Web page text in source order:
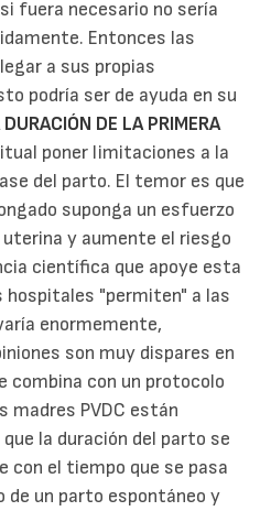
fuera necesario no sería
Entonces las
a sus propias
podría ser de ayuda en su
DE LA PRIMERA
poner limitaciones a la
del parto. El temor es que
suponga un esfuerzo
y aumente el riesgo
científica que apoye esta
hospitales "permiten" a las
enormemente,
son muy dispares en
combina con un protocolo
madres PVDC están
la duración del parto se
con el tiempo que se pasa
de un parto espontáneo y